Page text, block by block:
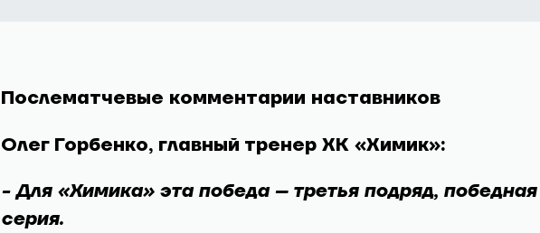
Послематчевые комментарии наставников
Олег Горбенко, главный тренер ХК «Химик»:
- Для «Химика» эта победа – третья подряд, победная
серия.